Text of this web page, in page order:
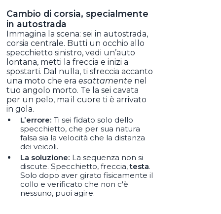
Cambio di corsia, specialmente
in autostrada
Immagina la scena: sei in autostrada,
corsia centrale. Butti un occhio allo
specchietto sinistro, vedi un’auto
lontana, metti la freccia e inizi a
spostarti. Dal nulla, ti sfreccia accanto
una moto che eraesattamente nel
tuo angolo morto. Te la sei cavata
per un pelo, ma il cuore ti è arrivato
in gola.
L’errore: Ti sei fidato solo dello
specchietto, che per sua natura
falsa sia la velocità che la distanza
dei veicoli.
La soluzione: La sequenza non si
discute. Specchietto, freccia,testa.
Solo dopo aver girato fisicamente il
collo e verificato che non c'è
nessuno, puoi agire.